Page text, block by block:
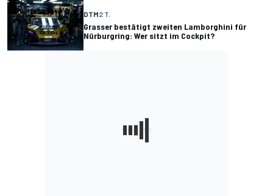
DTM2 T.
Grasser bestätigt zweiten Lamborghini für
Nürburgring: Wer sitzt im Cockpit?